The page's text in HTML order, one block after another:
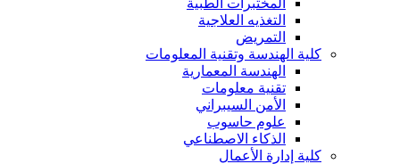
المختبرات الطبية
التغذيه العلاجية
التمريض
كلية الهندسة وتقنية المعلومات
الهندسة المعمارية
تقنية معلومات
الأمن السيبراني
علوم حاسوب
الذكاء الاصطناعي
كلية إدارة الأعمال